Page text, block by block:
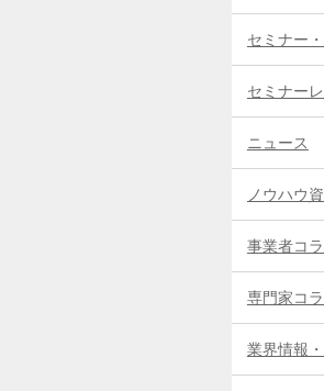
セミナー
セミナー
ニュース
ノウハウ
事業者コ
専門家コ
業界情報